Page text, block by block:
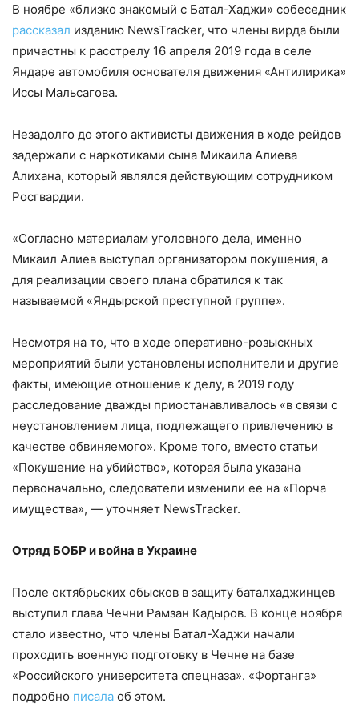
В ноябре «близко знакомый с Батал-Хаджи» собеседник
рассказал изданию NewsTracker, что члены вирда были
причастны к расстрелу 16 апреля 2019 года в селе
Яндаре автомобиля основателя движения «Антилирика»
Иссы Мальсагова.
Незадолго до этого активисты движения в ходе рейдов
задержали с наркотиками сына Микаила Алиева
Алихана, который являлся действующим сотрудником
Росгвардии.
«Согласно материалам уголовного дела, именно
Микаил Алиев выступал организатором покушения, а
для реализации своего плана обратился к так
называемой «Яндырской преступной группе».
Несмотря на то, что в ходе оперативно-розыскных
мероприятий были установлены исполнители и другие
факты, имеющие отношение к делу, в 2019 году
расследование дважды приостанавливалось «в связи с
неустановлением лица, подлежащего привлечению в
качестве обвиняемого». Кроме того, вместо статьи
«Покушение на убийство», которая была указана
первоначально, следователи изменили ее на «Порча
имущества», — уточняет NewsTracker.
Отряд БОБР и война в Украине
После октябрьских обысков в защиту баталхаджинцев
выступил глава Чечни Рамзан Кадыров. В конце ноября
стало известно, что члены Батал-Хаджи начали
проходить военную подготовку в Чечне на базе
«Российского университета спецназа». «Фортанга»
подробно писала об этом.